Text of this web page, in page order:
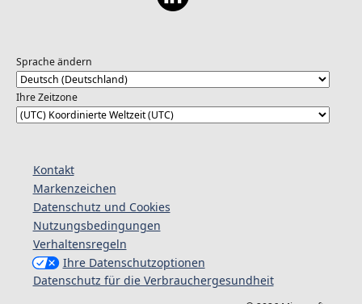
Sprache ändern
Ihre Zeitzone
Kontakt
Markenzeichen
Datenschutz und Cookies
Nutzungsbedingungen
Verhaltensregeln
Ihre Datenschutzoptionen
Datenschutz für die Verbrauchergesundheit